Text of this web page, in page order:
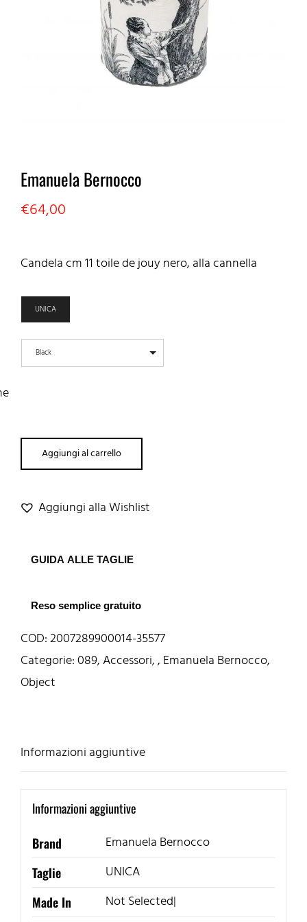
Emanuela Bernocco
€64,00
Candela cm 11 toile de jouy nero, alla cannella
UNICA
Black
Aggiungi al carrello
Aggiungi alla Wishlist
GUIDA ALLE TAGLIE
Reso semplice gratuito
COD:2007289900014-35577
Categorie:089,Accessori,, Emanuela Bernocco,
Object
Informazioni aggiuntive
Informazioni aggiuntive
Brand
Emanuela Bernocco
Taglie UNICA
Made In
Not Selected|